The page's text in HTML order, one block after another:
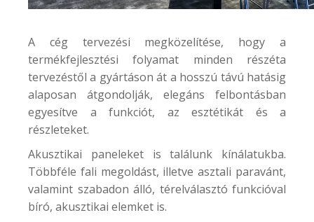
A cég tervezési megközelítése, hogy a
termékfejlesztési folyamat minden részéta
tervezéstől a gyártáson át a hosszú távú hatásig
alaposan átgondolják, elegáns felbontásban
egyesítve a funkciót, az esztétikát és a
részleteket.
Akusztikai paneleket is találunk kínálatukba.
Többféle fali megoldást, illetve asztali paravánt,
valamint szabadon álló, térelválasztó funkcióval
bíró, akusztikai elemket is.